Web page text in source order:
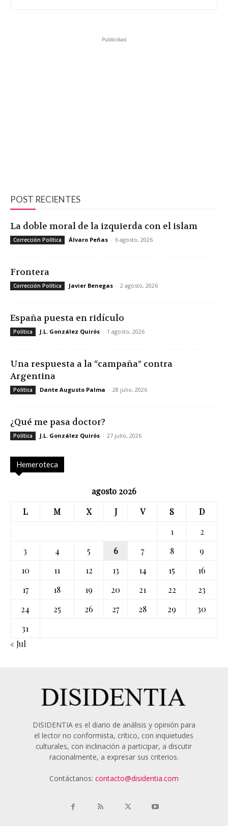
Publicidad
POST RECIENTES
La doble moral de la izquierda con el islam
Corrección Política Álvaro Peñas - 6 agosto, 2026
Frontera
Corrección Política Javier Benegas - 2 agosto, 2026
España puesta en ridículo
Política J.L. González Quirós - 1 agosto, 2026
Una respuesta a la “campaña” contra
Argentina
Política Dante Augusto Palma - 28 julio, 2026
¿Qué me pasa doctor?
Política J.L. González Quirós - 27 julio, 2026
Hemeroteca
agosto 2026
L
M X J V S
D
1
2
3
4 5 6 7 8
9
10
11 12 13 14 15
16
17
18 19 20 21 22
23
24
25 26 27 28 29
30
31
« Jul
DISIDENTIA es el diario de análisis y opinión para
el lector no conformista, crítico, con inquietudes
culturales, con inclinación a participar, a discutir
racionalmente, a expresar sus criterios.
Contáctanos: contacto@disidentia.com